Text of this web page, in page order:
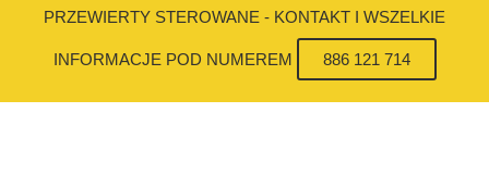
PRZEWIERTY STEROWANE - KONTAKT I WSZELKIE
INFORMACJE POD NUMEREM 886 121 714